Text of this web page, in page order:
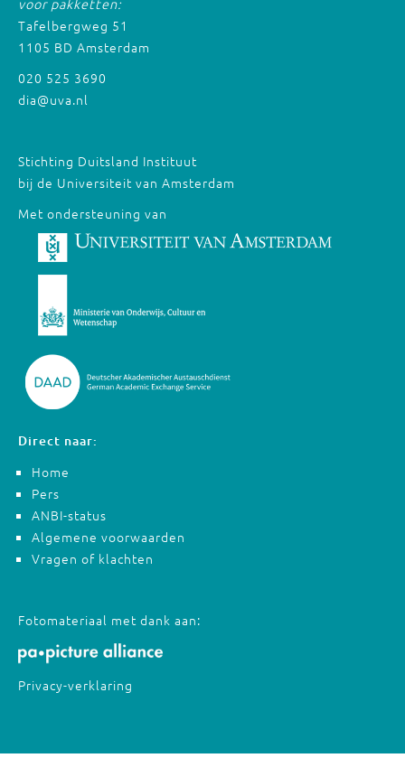
voor pakketten:
Tafelbergweg 51
1105 BD Amsterdam
020 525 3690
dia@uva.nl
Stichting Duitsland Instituut
bij de Universiteit van Amsterdam
Met ondersteuning van
Direct naar:
Home
Pers
ANBI-status
Algemene voorwaarden
Vragen of klachten
Fotomateriaal met dank aan:
Privacy-verklaring